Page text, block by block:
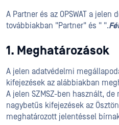
A Partner és az OPSWAT a
továbbiakban "Partner" és " ".Fél
1. Meghatározások
A jelen adatvédelmi
kifejezések az alábbiakban
A jelen SZMSZ-ben használt,
nagybetűs kifejezések az
meghatározott jelentéssel